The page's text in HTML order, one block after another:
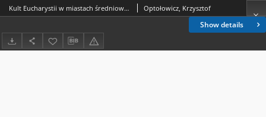
Show details
Kult Eucharystii w miastach średniowiecznych na przykładzie miast lokacyjnych Kujaw i ziemi dobrzyńskiej (XIII–XV w.) Optołowicz, Krzysztof